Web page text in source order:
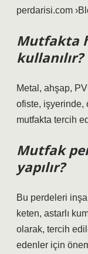
perdarisi.com
Mutfakta
kullanılır?
Metal, ahşap,
ofiste, işyerinde,
mutfakta tercih
Mutfak
yapılır?
Bu perdeleri
keten, astarlı
olarak, tercih
edenler için